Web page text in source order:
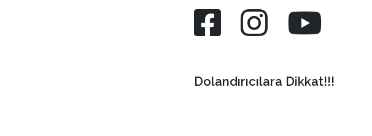
Dolandırıcılara Dikkat!!!